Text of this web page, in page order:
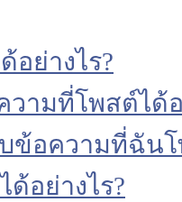
อย่างไร?
ามที่โพสต์ได้อ
ข้อความที่ฉันโ
ด้อย่างไร?